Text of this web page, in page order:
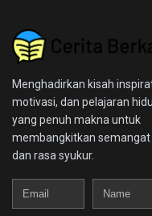
Menghadirkan kisah
motivasi, dan pelajaran
yang penuh makna untuk
membangkitkan semangat
dan rasa syukur.
Email
Name